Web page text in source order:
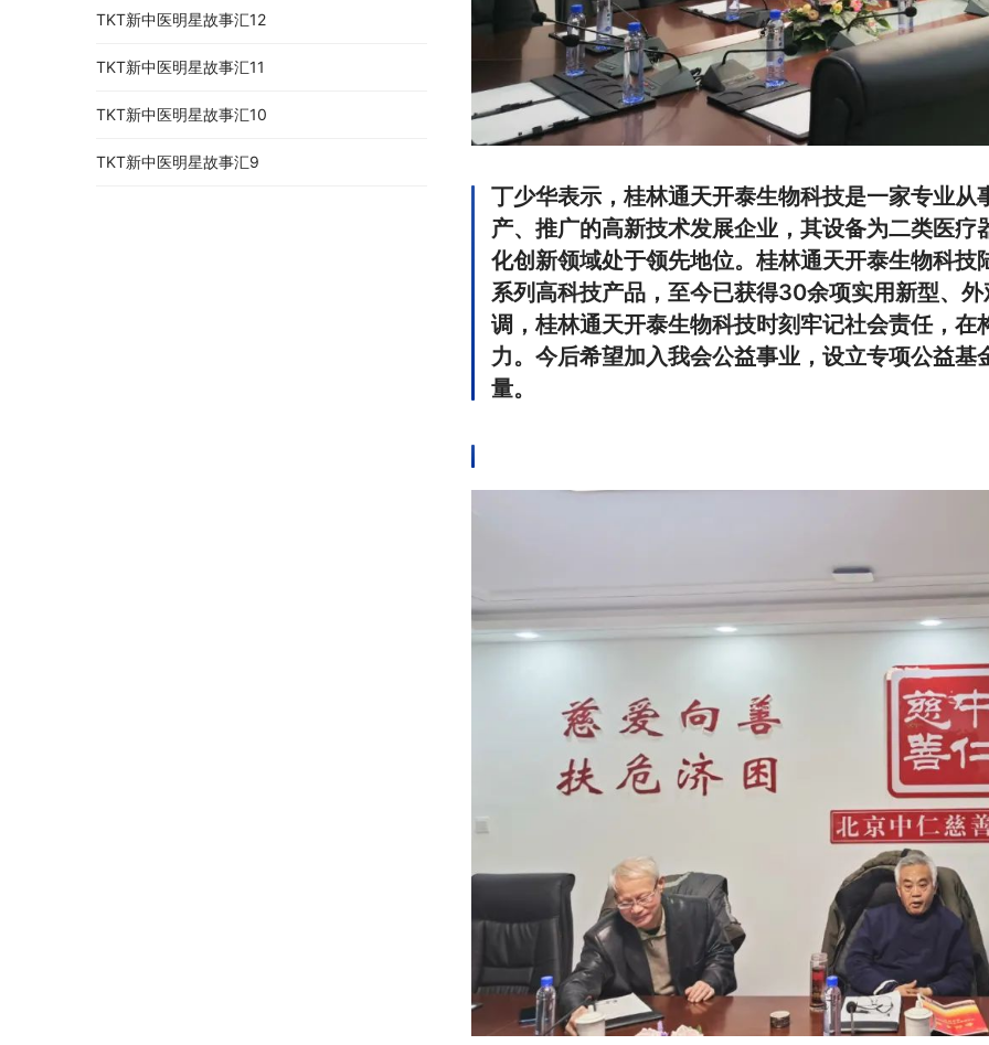
丁少华表示，桂林通天开泰生物科技是一家专业
产、推广的高新技术发展企业，其设备为二类医
化创新领域处于领先地位。桂林通天开泰生物科
系列高科技产品，至今已获得30余项实用新型、
调，桂林通天开泰生物科技时刻牢记社会责任，
力。今后希望加入我会公益事业，设立专项公益
量。
TKT新中医明星故事汇12
TKT新中医明星故事汇11
TKT新中医明星故事汇10
TKT新中医明星故事汇9